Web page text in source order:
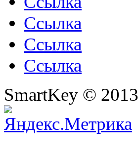
Ссылка
Ссылка
Ссылка
SmartKey © 2013